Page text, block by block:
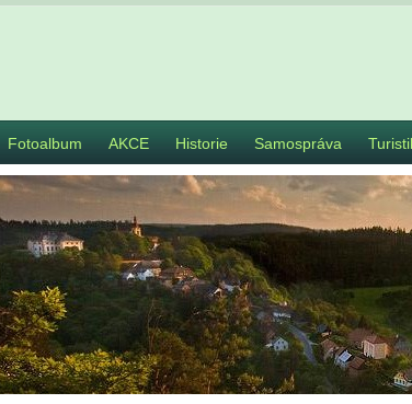
Fotoalbum AKCE Historie Samospráva